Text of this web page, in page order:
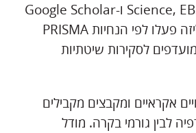
Science, EBSCO, Cochrane ו-Google Scholar
ולצורך המטה-אנליזה פעלו לפי הנחיות PRISMA
מועדפים לסקירות שיטתיות
אקראיים ומקבצים מקבילים
לבין גורמי בקרה. מודל